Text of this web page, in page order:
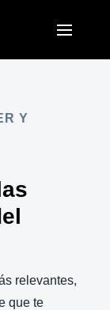
Y
relevantes,
que te